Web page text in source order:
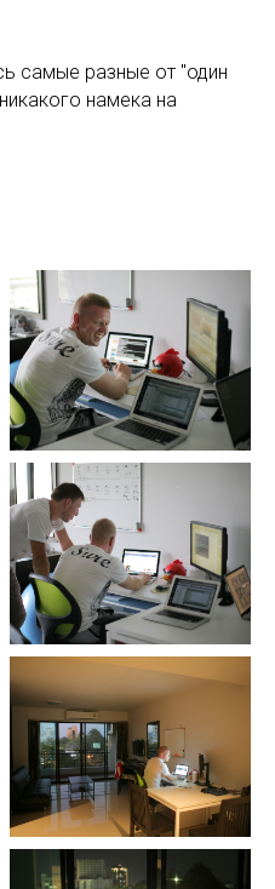
самые разные от "один
намека на